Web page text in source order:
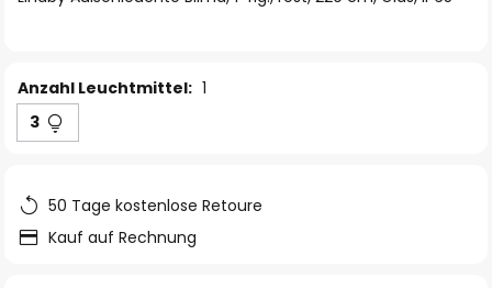
Anzahl Leuchtmittel: 1
3
50 Tage kostenlose Retoure
Kauf auf Rechnung